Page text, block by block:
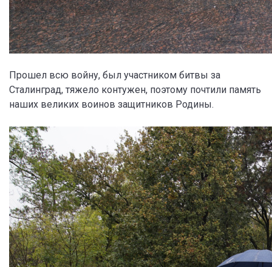
Прошел всю войну, был участником битвы за
Сталинград, тяжело контужен, поэтому почтили память
наших великих воинов защитников Родины.